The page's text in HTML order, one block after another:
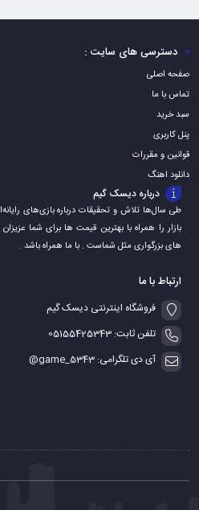
به
دسترسی های سایت :
صفحه اصلی
تماس با ما
سبد خرید
پنل کاربری
قوانین و مقررات
دانلود اهنگ
درباره دیسک گیم
طی سال‌ها تلاش و تحقیقات درباره بازی‌های
بازار را همراه با بهترین قیمت ها برای شما
های بزرگواری مثل شماست . با ما همراه باشد .
ارتباط با ما
فروشگاه اینترنتی دیسک گیم
تلفن ثابت: 05155425343
آی دی تلگرامی: game_5343@